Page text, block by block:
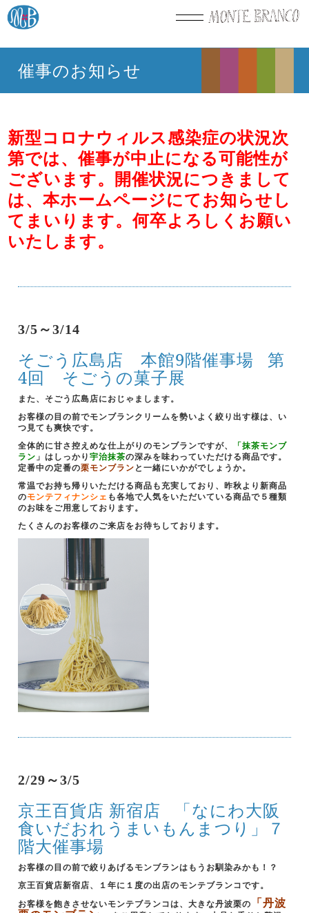
催事のお知らせ
新型コロナウィルス感染症の状況次
第では、催事が中止になる可能性が
ございます。開催状況につきまして
は、本ホームページにてお知らせし
てまいります。何卒よろしくお願い
いたします。
3/5～3/14
そごう広島店 本館9階催事場 第
4回 そごうの菓子展
また、そごう広島店におじゃまします。
お客様の目の前でモンブランクリームを勢いよく絞り出す様は、い
つ見ても爽快です。
全体的に甘さ控えめな仕上がりのモンブランですが、
「抹茶モンブ
ラン 」はしっかり宇治抹茶の深みを味わっていただける商品です。
定番中の定番の栗モンブラン と一緒にいかがでしょうか。
常温でお持ち帰りいただける商品も充実しており、昨秋より新商品
のモンテフィナンシェ も各地で人気をいただいている商品で５種類
のお味をご用意しております。
たくさんのお客様のご来店をお待ちしております。
2/29～3/5
京王百貨店 新宿店 「なにわ大阪
食いだおれうまいもんまつり」７
階大催事場
お客様の目の前で絞りあげるモンブランはもうお馴染みかも！？
京王百貨店新宿店、１年に１度の出店のモンテブランコです。
お客様を飽きさせないモンテブランコは、大きな丹波栗の
「丹波